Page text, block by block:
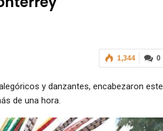
0
1,344
y danzantes, encabezaron este
de una hora.